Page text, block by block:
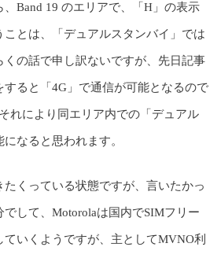
Band 19 のエリアで、「H」の表示
ことは、「デュアルスタンバイ」では
くの話で申し訳ないですが、先日記事
すると「4G」で通信が可能となるので
れにより同エリア内での「デュアル
なると思われます。
くっている状態ですが、言いたかっ
でして、Motorolaは国内でSIMフリー
いくようですが、主としてMVNO利